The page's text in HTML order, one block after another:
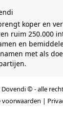
koper en
ruim 250.000
en
met als
© - alle
voorwaarden |